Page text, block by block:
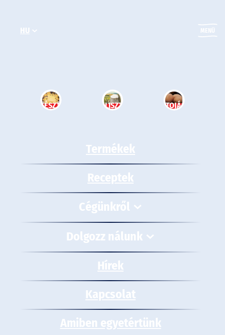
tartalomhoz
HU MENÜ
TÉSZTA LISZT TOJÁS
Termékek
Receptek
Cégünkről
Dolgozz nálunk
Hírek
Kapcsolat
Amiben egyetértünk